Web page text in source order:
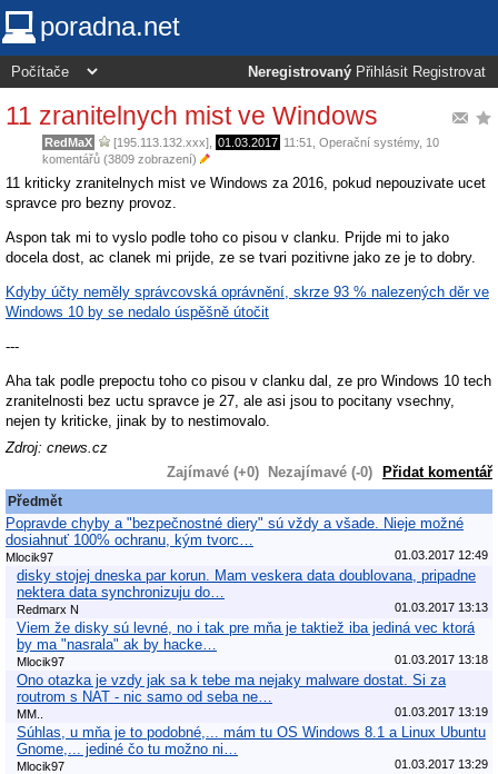
poradna.net
Neregistrovaný Přihlásit Registrovat
11 zranitelnych mist ve Windows
RedMaX [195.113.132.xxx], 01.03.2017 11:51 Operační systémy, 10
komentářů (3809 zobrazení)
11 kriticky zranitelnych mist ve Windows za 2016, pokud nepouzivate ucet
spravce pro bezny provoz.
Aspon tak mi to vyslo podle toho co pisou v clanku. Prijde mi to jako
docela dost, ac clanek mi prijde, ze se tvari pozitivne jako ze je to dobry.
Kdyby účty neměly správcovská oprávnění, skrze 93 % nalezených děr ve
Windows 10 by se nedalo úspěšně útočit
---
Aha tak podle prepoctu toho co pisou v clanku dal, ze pro Windows 10 tech
zranitelnosti bez uctu spravce je 27, ale asi jsou to pocitany vsechny,
nejen ty kriticke, jinak by to nestimovalo.
Zdroj: cnews.cz
Zajímavé (+0)
Nezajímavé (-0) Přidat komentář
Předmět
Popravde chyby a "bezpečnostné diery" sú vždy a všade. Nieje možné
dosiahnuť 100% ochranu, kým tvorc…
Mlocik97 01.03.2017 12:49
disky stojej dneska par korun. Mam veskera data doublovana, pripadne
nektera data synchronizuju do…
Redmarx N 01.03.2017 13:13
Viem že disky sú levné, no i tak pre mňa je taktiež iba jediná vec ktorá
by ma "nasrala" ak by hacke…
Mlocik97 01.03.2017 13:18
Ono otazka je vzdy jak sa k tebe ma nejaky malware dostat. Si za
routrom s NAT - nic samo od seba ne…
MM.. 01.03.2017 13:19
Súhlas, u mňa je to podobné,... mám tu OS Windows 8.1 a Linux Ubuntu
Gnome,... jediné čo tu možno ni…
Mlocik97 01.03.2017 13:29